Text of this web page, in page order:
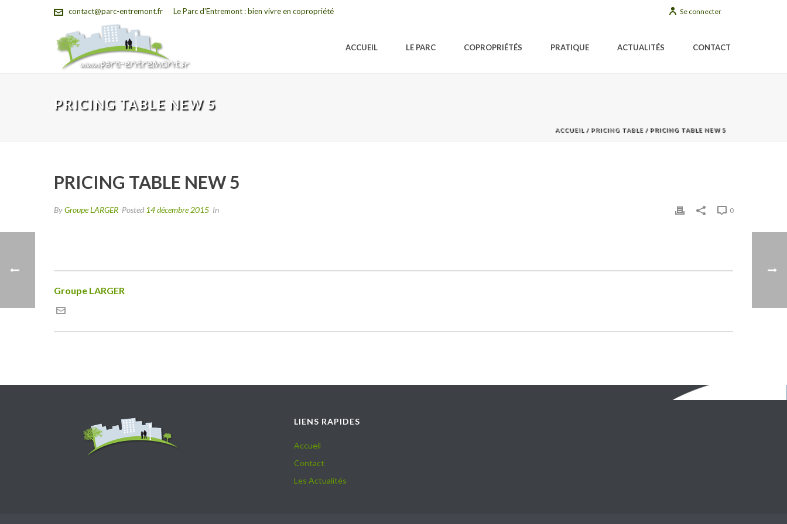
contact@parc-entremont.fr Le Parc d'Entremont : bien vivre en copropriété Se connecter
ACCUEIL LE PARC COPROPRIÉTÉS PRATIQUE ACTUALITÉS CONTACT
PRICING TABLE NEW 5
ACCUEIL / PRICING TABLE / PRICING TABLE NEW 5
PRICING TABLE NEW 5
ByGroupe LARGER Posted 14 décembre 2015 In 0
Groupe LARGER
LIENS RAPIDES
Accueil
Contact
Les Actualités